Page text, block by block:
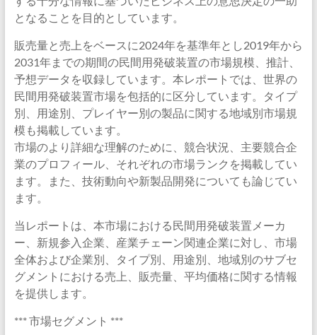
となることを目的としています。
販売量と売上をベースに2024年を基準年とし2019年から
2031年までの期間の民間用発破装置の市場規模、推計、
予想データを収録しています。本レポートでは、世界の
民間用発破装置市場を包括的に区分しています。タイプ
別、用途別、プレイヤー別の製品に関する地域別市場規
模も掲載しています。
市場のより詳細な理解のために、競合状況、主要競合企
業のプロフィール、それぞれの市場ランクを掲載してい
ます。また、技術動向や新製品開発についても論じてい
ます。
当レポートは、本市場における民間用発破装置メーカ
ー、新規参入企業、産業チェーン関連企業に対し、市場
全体および企業別、タイプ別、用途別、地域別のサブセ
グメントにおける売上、販売量、平均価格に関する情報
を提供します。
*** 市場セグメント ***